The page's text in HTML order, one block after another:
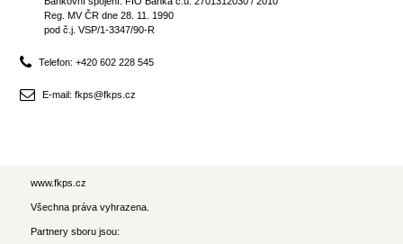
Reg. MV ČR dne 28. 11. 1990
pod č.j. VSP/1-3347/90-R
Telefon: +420 602 228 545
E-mail: fkps@fkps.cz
www.fkps.cz
Všechna práva vyhrazena.
Partnery sboru jsou: